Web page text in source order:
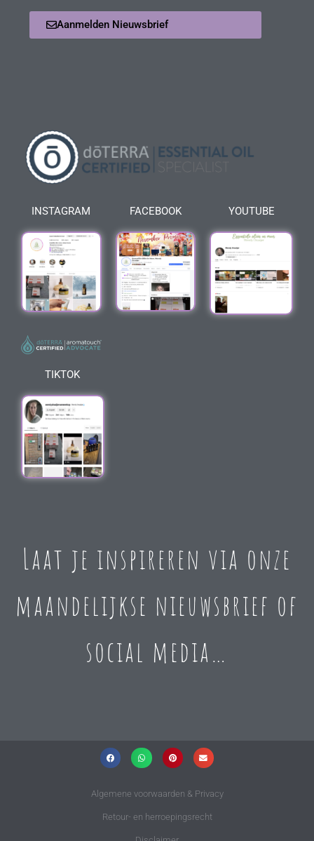
Aanmelden Nieuwsbrief
INSTAGRAM FACEBOOK YOUTUBE
TIKTOK
Laat je inspireren via onze
maandelijkse nieuwsbrief of
social media…
Algemene voorwaarden & Privacy
Retour- en herroepingsrecht